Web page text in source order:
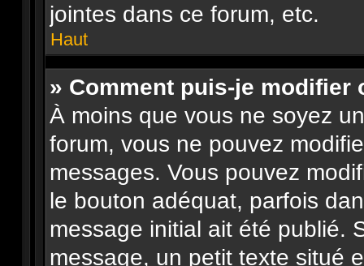
jointes dans ce forum, etc.
Haut
» Comment puis-je modifier
À moins que vous ne soyez
forum, vous ne pouvez
messages. Vous pouvez
le bouton adéquat, parfois
message initial ait été publié.
message, un petit texte situé